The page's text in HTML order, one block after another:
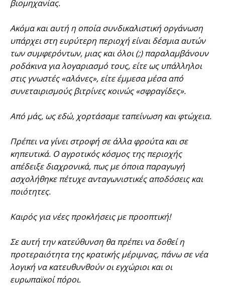
βιομηχανίας.
Ακόμα και αυτή η οποία συνδικαλιστική οργάνωση
υπάρχει στη ευρύτερη περιοχή είναι δέσμια αυτών
των συμφερόντων, μιας και όλοι (;) παραλαμβάνουν
ροδάκινα για λογαριασμό τους, είτε ως υπάλληλοι
στις γνωστές «αλάνες», είτε έμμεσα μέσα από
συνεταιρισμούς βιτρίνες κοινώς «σφραγίδες».
Από μάς, ως εδώ, χορτάσαμε ταπείνωση και φτώχεια.
Πρέπει να γίνει στροφή σε άλλα φρούτα και σε
κηπευτικά. Ο αγροτικός κόσμος της περιοχής
απέδειξε διαχρονικά, πως με όποια παραγωγή
ασχολήθηκε πέτυχε ανταγωνιστικές αποδόσεις και
ποιότητες.
Καιρός για νέες προκλήσεις με προοπτική!
Σε αυτή την κατεύθυνση θα πρέπει να δοθεί η
προτεραιότητα της κρατικής μέριμνας, πάνω σε νέα
λογική να κατευθυνθούν οι εγχώριοι και οι
ευρωπαϊκοί πόροι.